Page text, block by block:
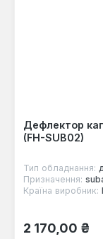
Дефлектор
(FH-SUB02)
Тип обладнання:
Призначення:
Країна виробник:
Звичайна
2 170,00 ₴